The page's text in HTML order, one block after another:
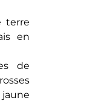
terre
en
de